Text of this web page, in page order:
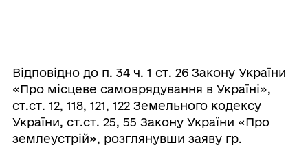
Відповідно до п. 34 ч. 1 ст. 26 Закону України
«Про місцеве самоврядування в Україні»,
ст.ст. 12, 118, 121, 122 Земельного кодексу
України, ст.ст. 25, 55 Закону України «Про
землеустрій», розглянувши заяву гр.